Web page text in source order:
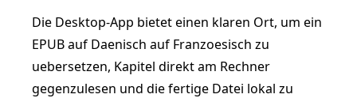
Die Desktop-App bietet einen klaren Ort, um ein
EPUB auf Daenisch auf Franzoesisch zu
uebersetzen, Kapitel direkt am Rechner
gegenzulesen und die fertige Datei lokal zu